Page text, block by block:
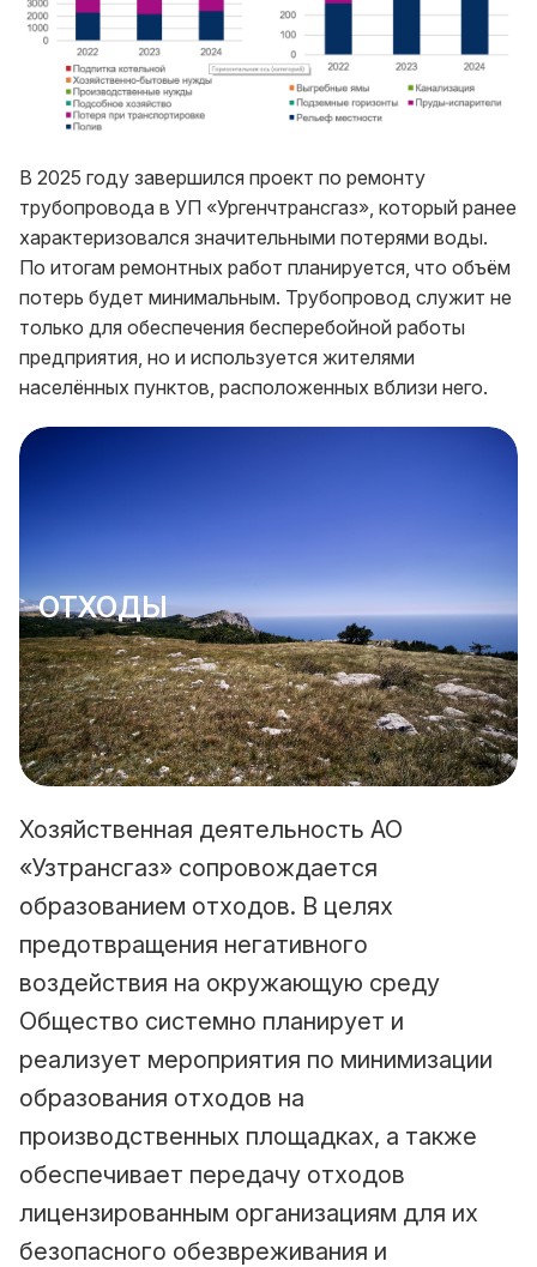
В 2025 году завершился проект по ремонту
трубопровода в УП «Ургенчтрансгаз», который ранее
характеризовался значительными потерями воды.
По итогам ремонтных работ планируется, что объём
потерь будет минимальным. Трубопровод служит не
только для обеспечения бесперебойной работы
предприятия, но и используется жителями
населённых пунктов, расположенных вблизи него.
ОТХОДЫ
Хозяйственная деятельность АО
«Узтрансгаз» сопровождается
образованием отходов. В целях
предотвращения негативного
воздействия на окружающую среду
Общество системно планирует и
реализует мероприятия по минимизации
образования отходов на
производственных площадках, а также
обеспечивает передачу отходов
лицензированным организациям для их
безопасного обезвреживания и